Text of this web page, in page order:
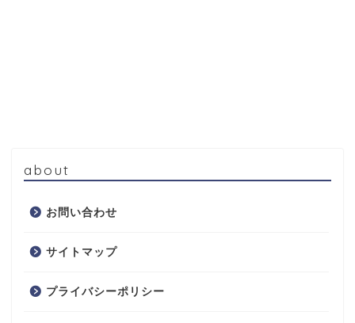
about
お問い合わせ
サイトマップ
プライバシーポリシー